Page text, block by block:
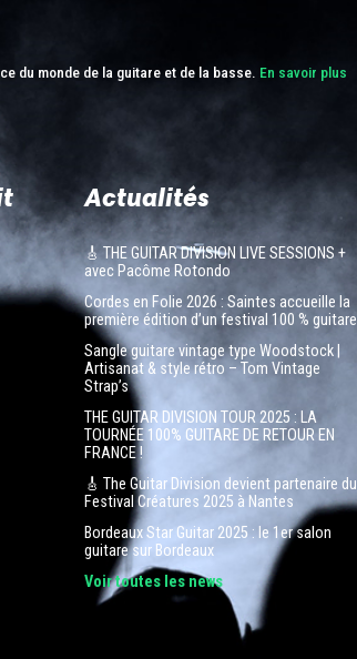
du monde de la guitare et de la basse. En savoir plus
Actualités
🎸 THE GUITAR DIVISION LIVE SESSIONS +
avec Pacôme Rotondo
Cordes en Folie 2026 : Saintes accueille la
première édition d’un festival 100 % guitare
Sangle guitare vintage type Woodstock |
Artisanat & style rétro – Tom Vintage
Strap’s
THE GUITAR DIVISION TOUR 2025 : LA
TOURNÉE 100% GUITARE DE RETOUR EN
FRANCE !
🎸 The Guitar Division devient partenaire du
Festival Créatures 2025 à Nantes
Bordeaux Star Guitar 2025 : le 1er salon
guitare sur Bordeaux
Voir toutes les news